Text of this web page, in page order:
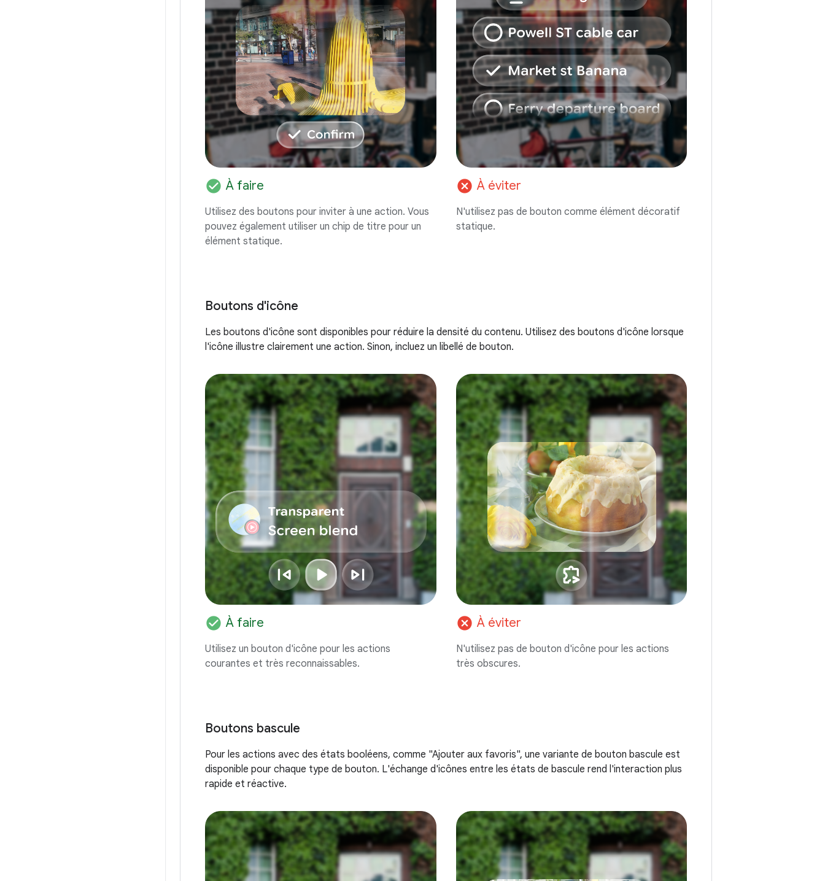
check_circle À faire
Utilisez des boutons pour inviter à une action. Vous
pouvez également utiliser un chip de titre pour un
élément statique.
cancel À éviter
N'utilisez pas de bouton comme élément décoratif
statique.
Boutons d'icône
Les boutons d'icône sont disponibles pour réduire la densité du contenu. Utilisez des boutons d'icône lorsque
l'icône illustre clairement une action. Sinon, incluez un libellé de bouton.
check_circle À faire
Utilisez un bouton d'icône pour les actions
courantes et très reconnaissables.
cancel À éviter
N'utilisez pas de bouton d'icône pour les actions
très obscures.
Boutons bascule
Pour les actions avec des états booléens, comme "Ajouter aux favoris", une variante de bouton bascule est
disponible pour chaque type de bouton. L'échange d'icônes entre les états de bascule rend l'interaction plus
rapide et réactive.